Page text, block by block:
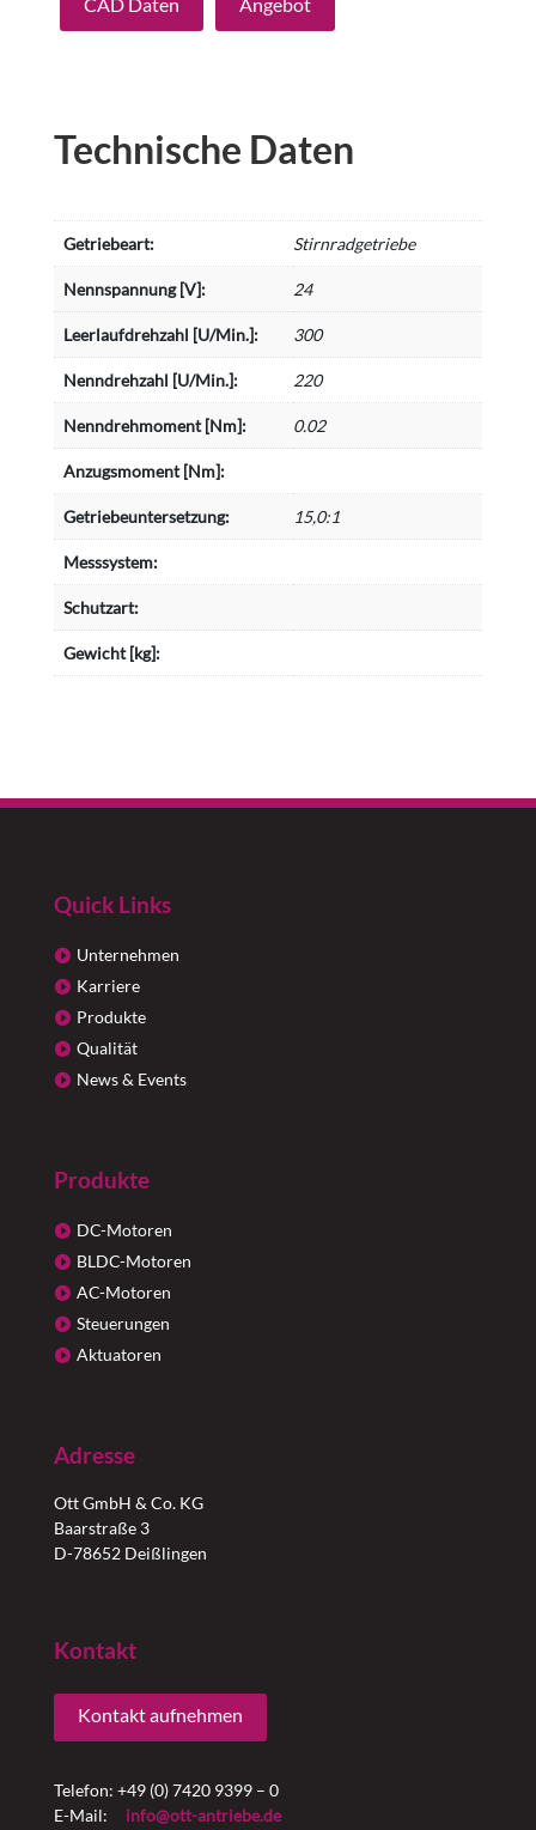
Technische Daten
Getriebeart: Stirnradgetriebe
Nennspannung [V]: 24
Leerlaufdrehzahl [U/Min.]: 300
Nenndrehzahl [U/Min.]: 220
Nenndrehmoment [Nm]: 0.02
Anzugsmoment [Nm]:
Getriebeuntersetzung: 15,0:1
Messsystem:
Schutzart:
Gewicht [kg]:
Quick Links
Unternehmen
Karriere
Produkte
Qualität
News & Events
Produkte
DC-Motoren
BLDC-Motoren
AC-Motoren
Steuerungen
Aktuatoren
Adresse
Ott GmbH & Co. KG
Baarstraße 3
D-78652 Deißlingen
Kontakt
Kontakt aufnehmen
Telefon: +49 (0) 7420 9399 – 0
E-Mail: info@ott-antriebe.de